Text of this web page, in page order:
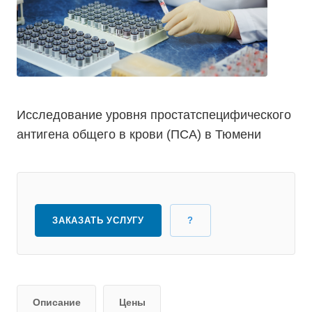
Исследование уровня простатспецифического
антигена общего в крови (ПСА) в Тюмени
ЗАКАЗАТЬ УСЛУГУ ?
Описание Цены